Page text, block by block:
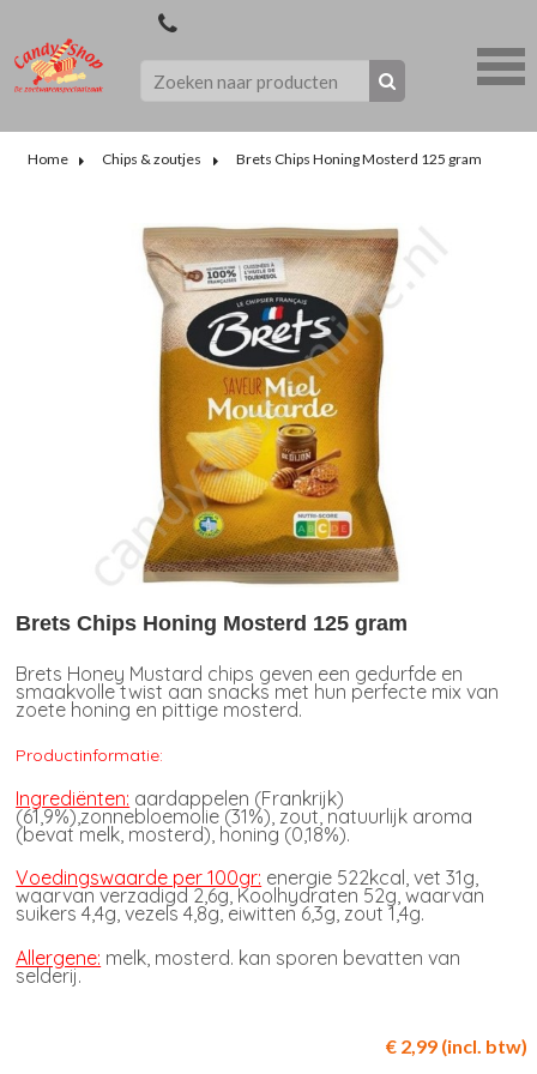
Home Chips & zoutjes Brets Chips Honing Mosterd 125 gram
Brets Chips Honing Mosterd 125 gram
Brets Honey Mustard chips geven een gedurfde en
smaakvolle twist aan snacks met hun perfecte mix van
zoete honing en pittige mosterd.
Productinformatie:
Ingrediënten: aardappelen (Frankrijk)
(61,9%),zonnebloemolie (31%), zout, natuurlijk aroma
(bevat melk, mosterd), honing (0,18%).
Voedingswaarde per 100gr: energie 522kcal, vet 31g,
waarvan verzadigd 2,6g, Koolhydraten 52g, waarvan
suikers 4,4g, vezels 4,8g, eiwitten 6,3g, zout 1,4g.
Allergene: melk, mosterd. kan sporen bevatten van
selderij.
€ 2,99 (incl. btw)